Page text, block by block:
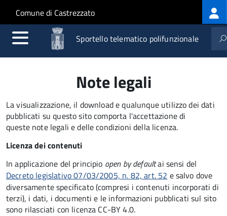
Salta al contenuto principale
Skip to site navigation
Comune di Castrezzato
Sportello telematico polifunzionale
Note legali
La visualizzazione, il download e qualunque utilizzo dei dati
pubblicati su questo sito comporta l'accettazione di
queste note legali e delle condizioni della licenza.
Licenza dei contenuti
In applicazione del principio open by defaultai sensi del
Decreto legislativo 07/03/2005, n. 82, art. 52 e salvo dove
diversamente specificato (compresi i contenuti incorporati di
terzi), i dati, i documenti e le informazioni pubblicati sul sito
sono rilasciati con licenza CC-BY 4.0.